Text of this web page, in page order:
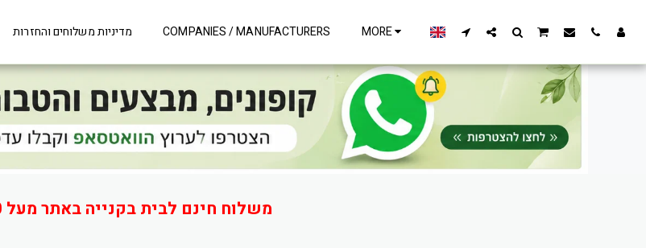
משלוח חינם לבית בקנייה באתר מעל 500 ש"ח
מדיניות משלוחים והחזרות COMPANIES / MANUFACTURERS MORE